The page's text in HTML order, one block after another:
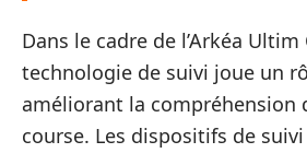
Dans le cadre de l’Arkéa
technologie de suivi joue un
améliorant la compréhension
course. Les dispositifs de